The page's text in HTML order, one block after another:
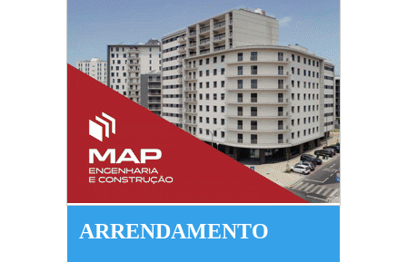
ARRENDAMENTO